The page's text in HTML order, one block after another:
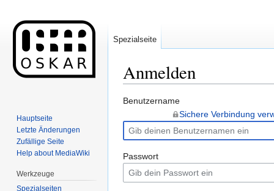
Anmelden
Benutzername
Sichere Verbindung
Passwort
Spezialseite
Hauptseite
Letzte Änderungen
Zufällige Seite
Help about MediaWiki
Werkzeuge
Spezialseiten